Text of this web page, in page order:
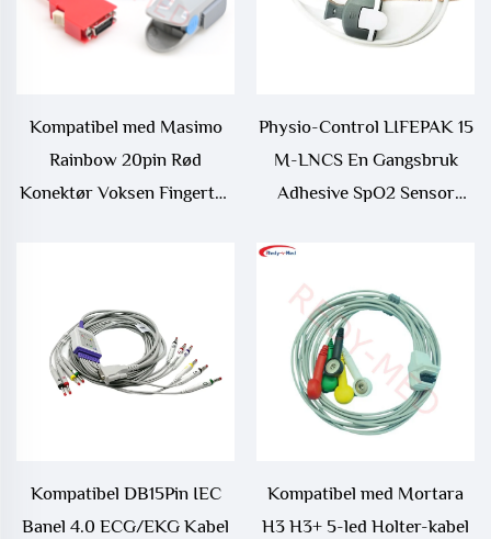
Kompatibel med Masimo
Rainbow 20pin Rød
Konektør Voksen Fingertak
Physio-Control LIFEPAK 15
M-LNCS En Gangsbruk
Adhesive SpO2 Sensor
EOS Desinfiserende Type
Kompatibel DB15Pin IEC
Banel 4.0 ECG/EKG Kabel
Kompatibel med Mortara
H3 H3+ 5-led Holter-kabel